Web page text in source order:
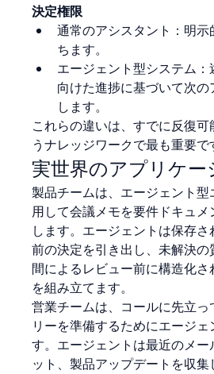
決定権限
通常のアシスタント：明
ちます。
エージェント型システム
向けた進捗に基づいて次
します。
これらの違いは、すでに反復
うナレッジワークで最も重要で
実世界のアプリケー
製品チームは、エージェント
用して会議メモを要件ドキュ
します。エージェントは保存
前の決定を引き出し、未解決
間によるレビュー前に構造化
を組み立てます。
営業チームは、コールに先立
リーを準備するためにエージェ
す。エージェントは最近のメ
ット、製品アップデートを収